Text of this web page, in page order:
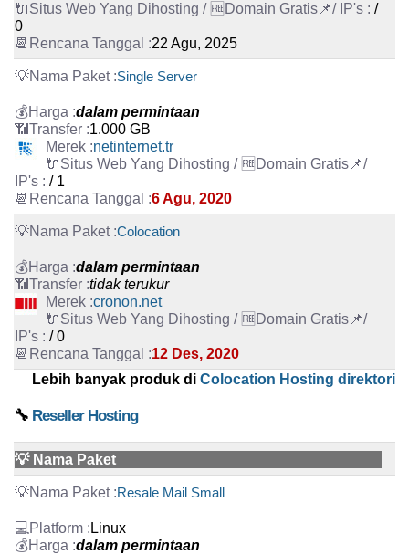
/
0
22 Agu, 2025
Single Server
dalam permintaan
1.000 GB
netinternet.tr
/ 1
6 Agu, 2020
Colocation
dalam permintaan
tidak terukur
cronon.net
/ 0
12 Des, 2020
Lebih banyak produk di Colocation Hosting direktori
🔧 Reseller Hosting
💡 Nama Paket
Resale Mail Small
Linux
dalam permintaan